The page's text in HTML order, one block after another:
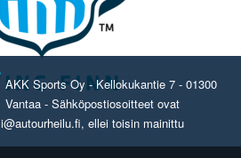
AKK Sports Oy - Kellokukantie 7 - 01300
Vantaa - Sähköpostiosoitteet ovat
ellei toisin mainittu